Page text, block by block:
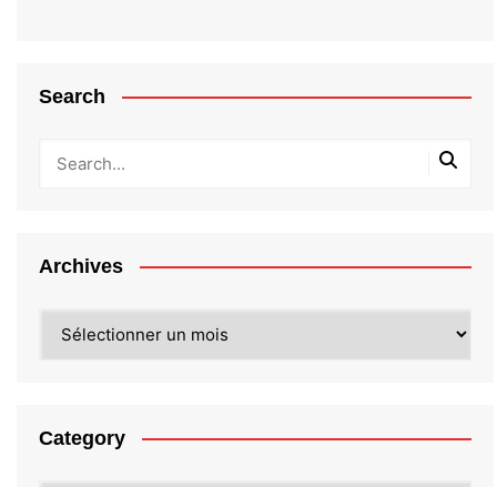
Search
Archives
Category